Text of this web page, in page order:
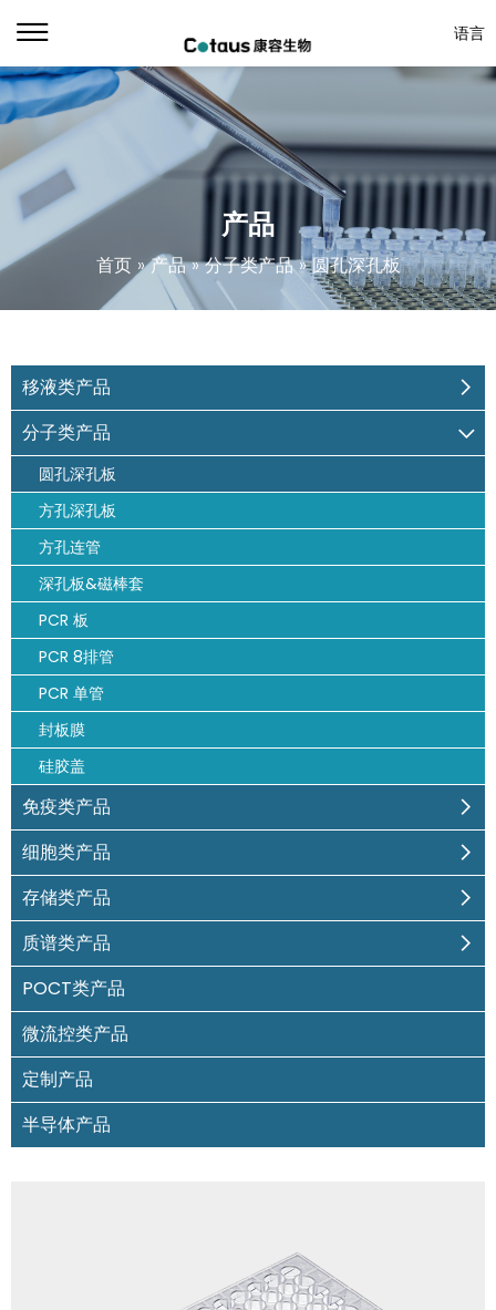
语言
产品
首页 » 产品 » 分子类产品 » 圆孔深孔板
移液类产品
分子类产品
圆孔深孔板
方孔深孔板
方孔连管
深孔板&磁棒套
PCR 板
PCR 8排管
PCR 单管
封板膜
硅胶盖
免疫类产品
细胞类产品
存储类产品
质谱类产品
POCT类产品
微流控类产品
定制产品
半导体产品